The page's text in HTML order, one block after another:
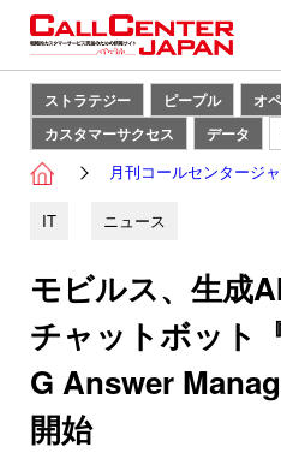
ストラテジー ピープル オ
カスタマーサクセス
データ
月刊コールセンタージ
IT ニュース
モビルス、生成
チャットボット
G Answer
開始